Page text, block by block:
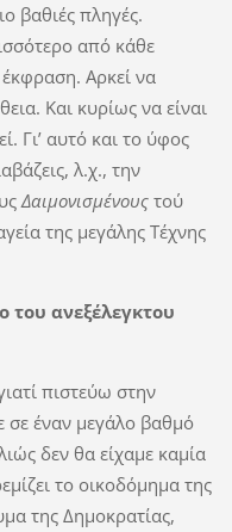
βαθιές πληγές.
από κάθε
Αρκεί να
Και κυρίως να είναι
Γι’ αυτό και το ύφος
λ.χ., την
Δαιμονισμένουςτού
της μεγάλης Τέχνης
του ανεξέλεγκτου
πιστεύω στην
σε έναν μεγάλο βαθμό
δεν θα είχαμε καμία
το οικοδόμημα της
της Δημοκρατίας,